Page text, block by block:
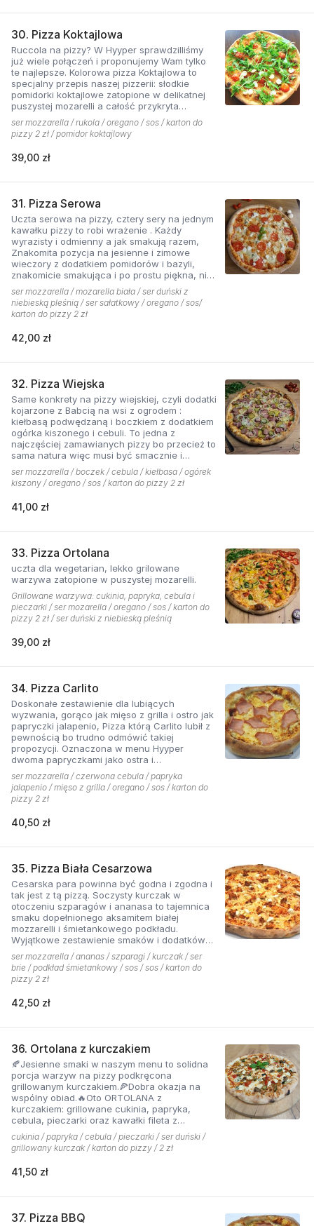
30. Pizza Koktajlowa
Ruccola na pizzy? W Hyyper sprawdzilliśmy
już wiele połączeń i proponujemy Wam tylko
te najlepsze. Kolorowa pizza Koktajlowa to
specjalny przepis naszej pizzerii: słodkie
pomidorki koktajlowe zatopione w delikatnej
puszystej mozarelli a całość przykryta
ostrawą w smaku sałatą! To bardzo włoska w
smaku i wyglądzie pizza.
ser mozzarella / rukola / oregano / sos / karton do
pizzy 2 zł / pomidor koktajlowy
39,00 zł
31. Pizza Serowa
Uczta serowa na pizzy, cztery sery na jednym
kawałku pizzy to robi wrażenie . Każdy
wyrazisty i odmienny a jak smakują razem,
Znakomita pozycja na jesienne i zimowe
wieczory z dodatkiem pomidorów i bazyli,
znakomicie smakująca i po prostu piękna, nie
sposób się oprzeć pokusie .
ser mozzarella / mozarella biała / ser duński z
niebieską pleśnią / ser sałatkowy / oregano / sos/
karton do pizzy 2 zł
42,00 zł
32. Pizza Wiejska
Same konkrety na pizzy wiejskiej, czyli dodatki
kojarzone z Babcią na wsi z ogrodem :
kiełbasą podwędzaną i boczkiem z dodatkiem
ogórka kiszonego i cebuli. To jedna z
najczęściej zamawianych pizzy bo przecież to
sama natura więc musi być smacznie i
naturalne . Najlepsza jest z sosem ostrym
pomidorowym!
ser mozzarella / boczek / cebula / kiełbasa / ogórek
kiszony / oregano / sos / karton do pizzy 2 zł
41,00 zł
33. Pizza Ortolana
uczta dla wegetarian, lekko grilowane
warzywa zatopione w puszystej mozarelli.
Grillowane warzywa: cukinia, papryka, cebula i
pieczarki / ser mozarella / oregano / sos / karton do
pizzy 2 zł / ser duński z niebieską pleśnią
39,00 zł
34. Pizza Carlito
Doskonałe zestawienie dla lubiących
wyzwania, gorąco jak mięso z grilla i ostro jak
papryczki jalapenio, Pizza którą Carlito lubił z
pewnością bo trudno odmówić takiej
propozycji. Oznaczona w menu Hyyper
dwoma papryczkami jako ostra i
niebezpieczna.
ser mozzarella / czerwona cebula / papryka
jalapenio / mięso z grilla / oregano / sos / karton do
pizzy 2 zł
40,50 zł
35. Pizza Biała Cesarzowa
Cesarska para powinna być godna i zgodna i
tak jest z tą pizzą. Soczysty kurczak w
otoczeniu szparagów i ananasa to tajemnica
smaku dopełnionego aksamitem białej
mozzarelli i śmietankowego podkładu.
Wyjątkowe zestawienie smaków i dodatków
które tworzą jedną z najchętniej zamawianych
pizzy z menu pizzerii Hyyper
ser mozzarella / ananas / szparagi / kurczak / ser
brie / podkład śmietankowy / sos / sos / karton do
pizzy 2 zł
42,50 zł
36. Ortolana z kurczakiem
🍂Jesienne smaki w naszym menu to solidna
porcja warzyw na pizzy podkręcona
grillowanym kurczakiem.🍕Dobra okazja na
wspólny obiad.🔥Oto ORTOLANA z
kurczakiem: grillowane cukinia, papryka,
cebula, pieczarki oraz kawałki fileta z
dodatkiem sera z niebieską pleśnią.
cukinia / papryka / cebula / pieczarki / ser duński /
grillowany kurczak / karton do pizzy / 2 zł
41,50 zł
37. Pizza BBQ